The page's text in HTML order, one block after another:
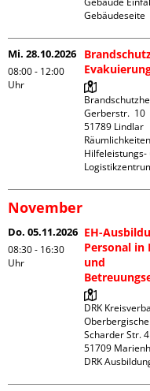
Gebäudeseite
Mi. 28.10.2026
08:00 - 12:00
Uhr
Gerberstr.  10
51789 Lindlar
Hilfeleistungs-
November
Do. 05.11.2026
08:30 - 16:30
Uhr
EH-
Personal in
und
DRK
Scharder Str.
51709
DRK